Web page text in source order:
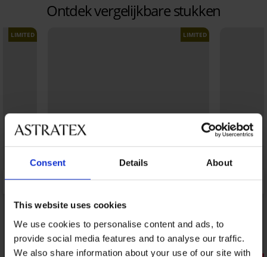
Consent Details About
This website uses cookies
We use cookies to personalise content and ads, to
provide social media features and to analyse our traffic.
We also share information about your use of our site with
Ontdek vergelijkbare stukken
LIMITED
Sale
LIMITED